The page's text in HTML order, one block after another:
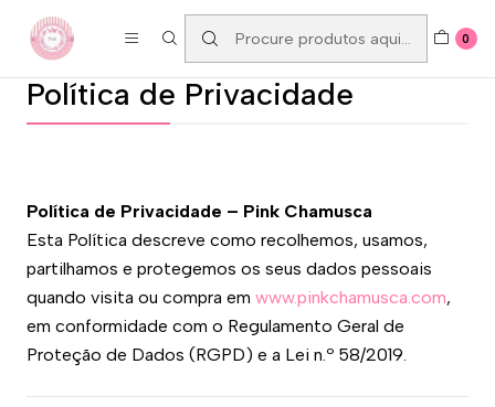
0
Política de Privacidade
Política de Privacidade – Pink Chamusca
Esta Política descreve como recolhemos, usamos,
partilhamos e protegemos os seus dados pessoais
quando visita ou compra em www.pinkchamusca.com,
em conformidade com o Regulamento Geral de
Proteção de Dados (RGPD) e a Lei n.º 58/2019.